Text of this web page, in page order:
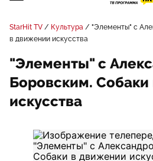
StarHit TV Культура
"Элементы" с
в движении искусства
"Элементы" с
Боровским.
искусства